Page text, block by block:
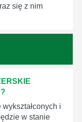
się z nim
wykształconych i
w stanie